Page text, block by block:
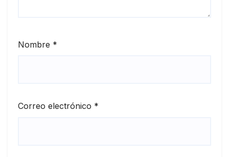
Nombre *
Correo electrónico *